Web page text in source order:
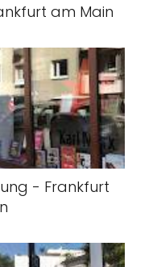
am Main
- Frankfurt